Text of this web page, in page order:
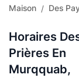
Maison / Des
Horaires
Prières En
Murqquab,